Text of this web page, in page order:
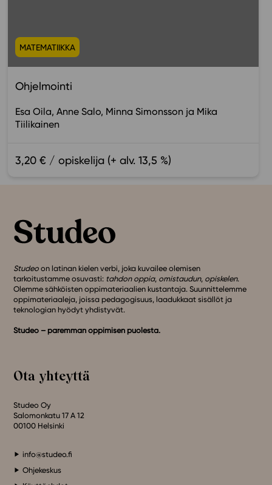
MATEMATIIKKA
Ohjelmointi
Esa Oila Anne Salo Minna Simonsson
Mika
Tiilikainen
3,20 € / opiskelija (+ alv. 13,5 %)
Studeo on latinan kielen verbi, joka kuvailee olemisen
tarkoitustamme osuvasti: tahdon oppia, omistaudun, opiskelen.
Olemme sähköisten oppimateriaalien kustantaja. Suunnittelemme
oppimateriaaleja, joissa pedagogisuus, laadukkaat sisällöt ja
teknologian hyödyt yhdistyvät.
Studeo – paremman oppimisen puolesta.
Ota yhteyttä
Studeo Oy
Salomonkatu 17 A 12
00100 Helsinki
info@studeo.fi
Ohjekeskus